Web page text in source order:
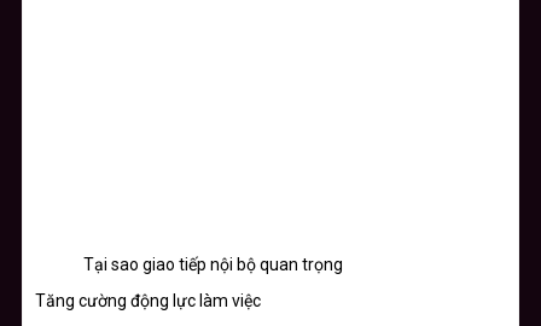
Tại sao giao tiếp nội bộ quan trọng
Tăng cường động lực làm việc